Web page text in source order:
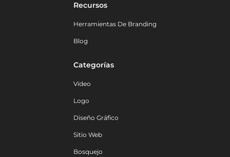
Recursos
Herramientas De Branding
Blog
Categorías
Vídeo
Logo
Diseño Gráfico
Sitio Web
Bosquejo